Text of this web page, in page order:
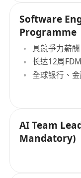
Software
Programme
具競爭力薪
长达12周
全球银行、
AI Team
Mandatory)